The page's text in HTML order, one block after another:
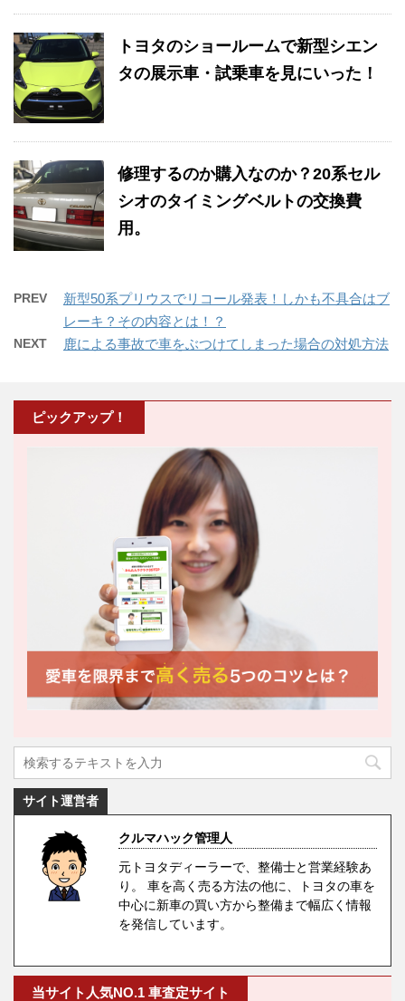
トヨタのショールームで新型シエン
タの展示車・試乗車を見にいった！
修理するのか購入なのか？20系セル
シオのタイミングベルトの交換費
用。
PREV
新型50系プリウスでリコール発表！しかも不具合はブ
レーキ？その内容とは！？
NEXT 鹿による事故で車をぶつけてしまった場合の対処方法
ピックアップ！
サイト運営者
クルマハック管理人
元トヨタディーラーで、整備士と営業経験あ
り。 車を高く売る方法の他に、トヨタの車を
中心に新車の買い方から整備まで幅広く情報
を発信しています。
当サイト人気NO.1 車査定サイト